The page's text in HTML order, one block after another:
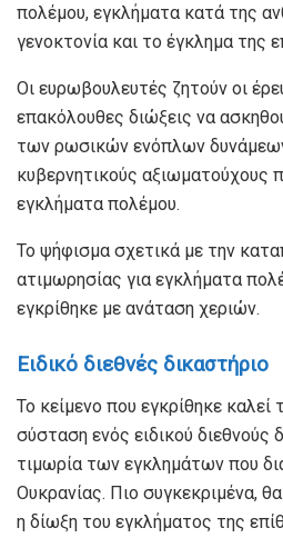
πολέμου, εγκλήματα κατά της
γενοκτονία και το έγκλημα της
Οι ευρωβουλευτές ζητούν οι
επακόλουθες διώξεις να
των ρωσικών ενόπλων
κυβερνητικούς αξιωματούχους
εγκλήματα πολέμου.
Το ψήφισμα σχετικά με την
ατιμωρησίας για εγκλήματα
εγκρίθηκε με ανάταση χεριών.
Ειδικό διεθνές δικαστήριο
Το κείμενο που εγκρίθηκε καλεί
σύσταση ενός ειδικού διεθνούς
τιμωρία των εγκλημάτων που
Ουκρανίας. Πιο συγκεκριμένα,
η δίωξη του εγκλήματος της